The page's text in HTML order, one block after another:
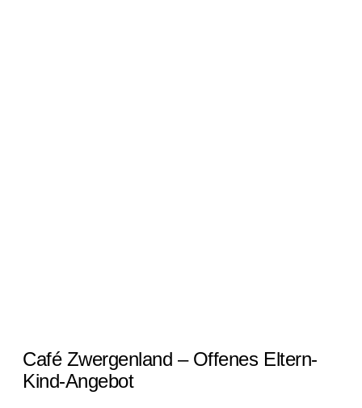
Café Zwergenland – Offenes Eltern-
Kind-Angebot